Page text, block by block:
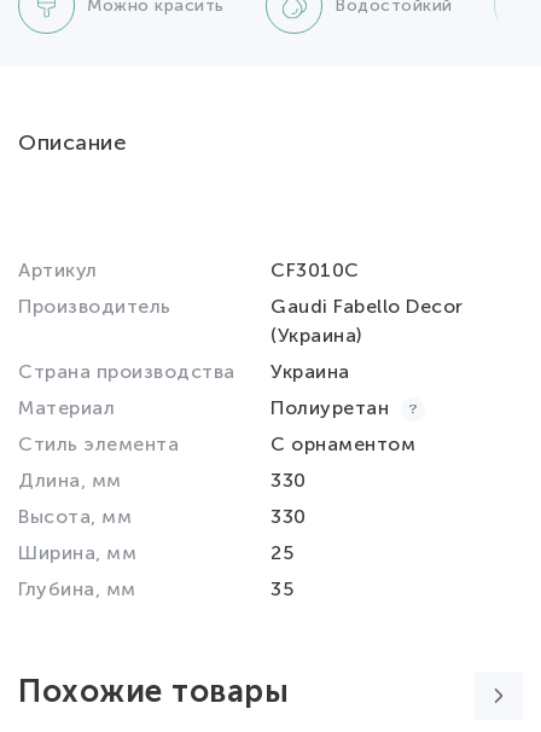
Можно красить Водостойкий
Описание
Артикул
CF3010C
Производитель
Gaudi Fabello Decor
(Украина)
Страна производства
Украина
Материал
Полиуретан
Стиль элемента
С орнаментом
Длина, мм
330
Высота, мм
330
Ширина, мм
25
Глубина, мм
35
Похожие товары